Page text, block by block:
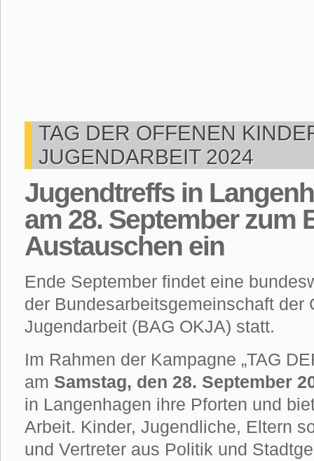
TAG DER OFFENEN
JUGENDARBEIT 2024
Jugendtreffs in
am 28. September zum
Austauschen ein
Ende September findet eine
der Bundesarbeitsgemeinschaft der
Jugendarbeit (BAG OKJA) statt.
Im Rahmen der Kampagne „TAG
am Samstag, den 28. September
in Langenhagen ihre Pforten und
Arbeit. Kinder, Jugendliche, Eltern
und Vertreter aus Politik und